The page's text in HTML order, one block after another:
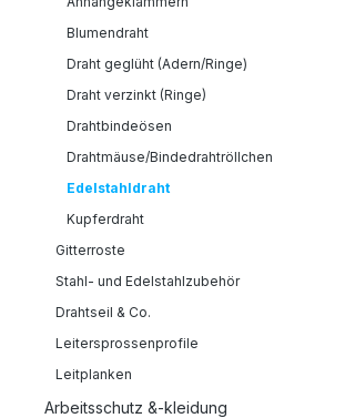
Blumendraht
Draht geglüht (Adern/Ringe)
Draht verzinkt (Ringe)
Drahtbindeösen
Drahtmäuse/Bindedrahtröllchen
Edelstahldraht
Kupferdraht
Gitterroste
Stahl- und Edelstahlzubehör
Drahtseil & Co.
Leitersprossenprofile
Leitplanken
Arbeitsschutz &-kleidung